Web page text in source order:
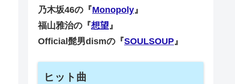
乃木坂46の『Monopoly』
福山雅治の『想望』
Official髭男dismの『SOULSOUP』
ヒット曲